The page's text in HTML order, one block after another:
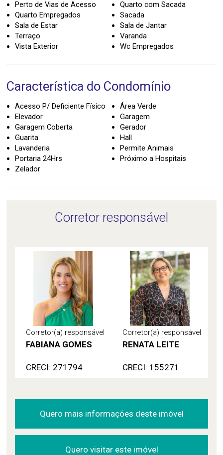
Perto de Vias de Acesso
Quarto com Sacada
Quarto Empregados
Sacada
Sala de Estar
Sala de Jantar
Terraço
Varanda
Vista Exterior
Wc Empregados
Característica do Condomínio
Acesso P/ Deficiente Físico
Área Verde
Elevador
Garagem
Garagem Coberta
Gerador
Guarita
Hall
Lavanderia
Permite Animais
Portaria 24Hrs
Próximo a Hospitais
Zelador
Corretor responsável
Corretor(a) responsável
FABIANA GOMES
CRECI: 271794
Corretor(a) responsável
RENATA LEITE
CRECI: 155271
Quero mais informações deste imóvel
Quero visitar este imóvel